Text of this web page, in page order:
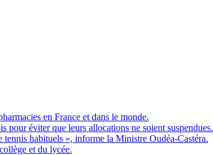
en France et dans le monde.
pour éviter que leurs allocations ne soient suspendues.
tennis habituels », informe la Ministre Oudéa-Castéra.
et du lycée.